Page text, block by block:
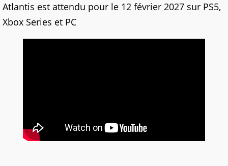
Atlantis est attendu pour le 12 février 2027 sur PS5,
Xbox Series et PC